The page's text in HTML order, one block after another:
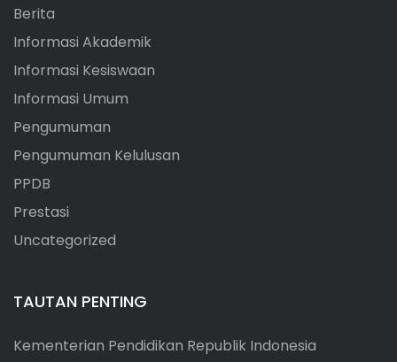
Berita
Informasi Akademik
Informasi Kesiswaan
Informasi Umum
Pengumuman
Pengumuman Kelulusan
PPDB
Prestasi
Uncategorized
TAUTAN PENTING
Kementerian Pendidikan Republik Indonesia